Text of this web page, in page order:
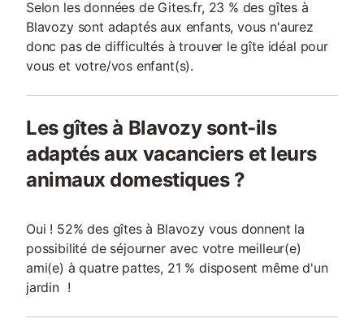
Selon les données de Gites.fr, 23 % des gîtes à
Blavozy sont adaptés aux enfants, vous n'aurez
donc pas de difficultés à trouver le gîte idéal pour
vous et votre/vos enfant(s).
Les gîtes à Blavozy sont-ils
adaptés aux vacanciers et leurs
animaux domestiques ?
Oui ! 52% des gîtes à Blavozy vous donnent la
possibilité de séjourner avec votre meilleur(e)
ami(e) à quatre pattes, 21 % disposent même d'un
jardin !